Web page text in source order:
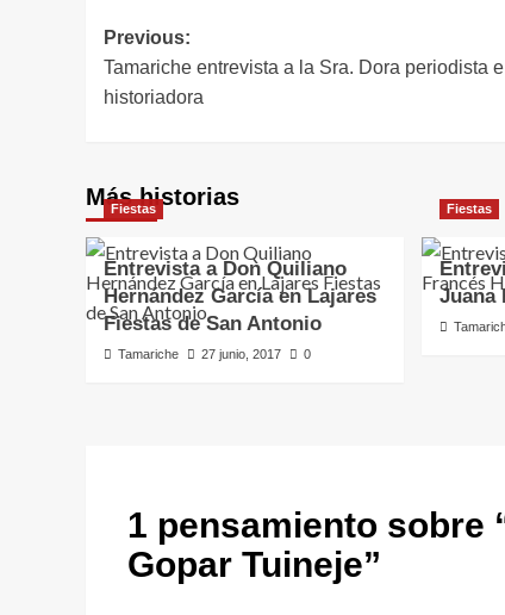
Navegación
de
Previous:
Tamariche entrevista a la Sra. Dora periodista e
historiadora
Más historias
Fiestas
Entrevista a Don Quiliano
Hernández García en Lajares
Fiestas de San Antonio
Tamariche 27 junio, 2017 0
Fiestas
Juana
1 pensamiento sobre
Gopar Tuineje”